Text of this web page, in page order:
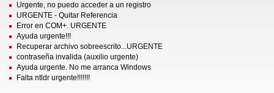
Urgente, no puedo acceder a un registro
URGENTE - Quitar Referencia
Error en COM+. URGENTE
Ayuda urgente!!!
Recuperar archivo sobreescrito...URGENTE
contraseña invalida (auxilio urgente)
Ayuda urgente. No me arranca Windows
Falta ntldr urgente!!!!!!!